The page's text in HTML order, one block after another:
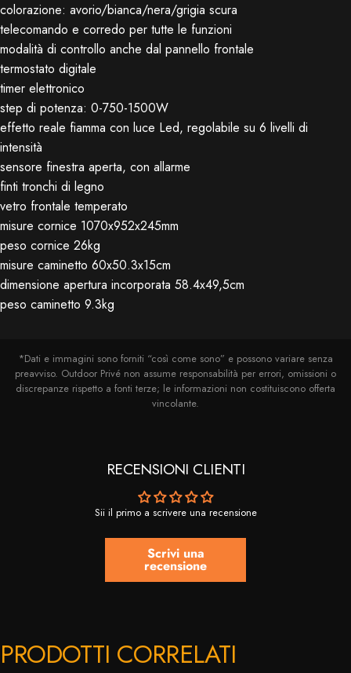
colorazione: avorio/bianca/nera/grigia scura
telecomando e corredo per tutte le funzioni
modalità di controllo anche dal pannello frontale
termostato digitale
timer elettronico
step di potenza: 0-750-1500W
effetto reale fiamma con luce Led, regolabile su 6 livelli di
intensità
sensore finestra aperta, con allarme
finti tronchi di legno
vetro frontale temperato
misure cornice 1070x952x245mm
peso cornice 26kg
misure caminetto 60x50.3x15cm
dimensione apertura incorporata 58.4x49,5cm
peso caminetto 9.3kg
*Dati e immagini sono forniti “così come sono” e possono variare senza
preavviso. Outdoor Privé non assume responsabilità per errori, omissioni o
discrepanze rispetto a fonti terze; le informazioni non costituiscono offerta
vincolante.
RECENSIONI CLIENTI
Sii il primo a scrivere una recensione
Scrivi una
recensione
PRODOTTI CORRELATI